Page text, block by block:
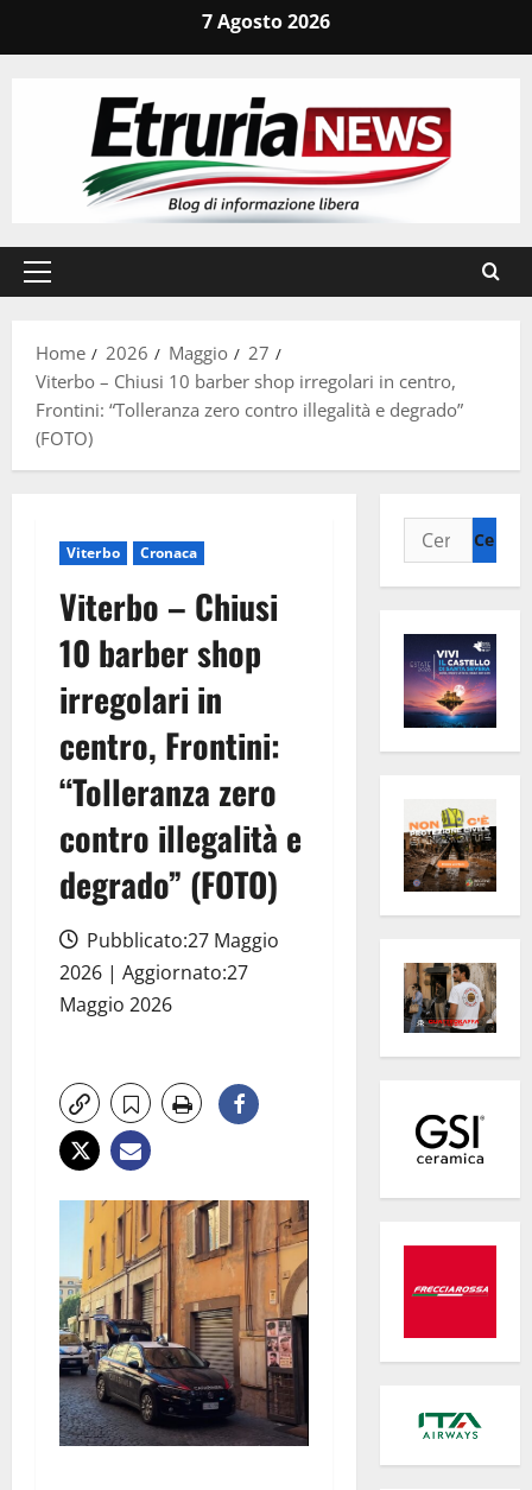
7 Agosto 2026
Menu
Home
2026 Maggio
27
Viterbo – Chiusi 10 barber shop irregolari in centro,
Frontini: “Tolleranza zero contro illegalità e degrado”
(FOTO)
Viterbo Cronaca
Viterbo – Chiusi
10 barber shop
irregolari in
centro, Frontini:
“Tolleranza zero
contro illegalità e
degrado” (FOTO)
Pubblicato:27 Maggio
2026 | Aggiornato:27
Maggio 2026
Ricerca
per: